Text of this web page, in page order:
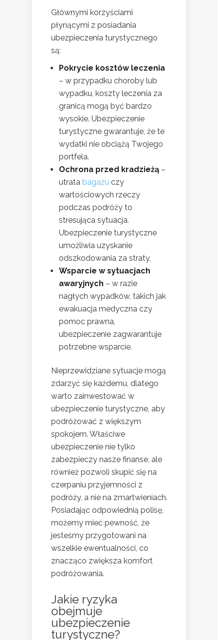
Głównymi korzyściami
płynącymi z posiadania
ubezpieczenia turystycznego
są:
Pokrycie kosztów leczenia
– w przypadku choroby lub
wypadku, koszty leczenia za
granicą mogą być bardzo
wysokie. Ubezpieczenie
turystyczne gwarantuje, że te
wydatki nie obciążą Twojego
portfela.
Ochrona przed kradzieżą –
utrata bagażu czy
wartościowych rzeczy
podczas podróży to
stresująca sytuacja.
Ubezpieczenie turystyczne
umożliwia uzyskanie
odszkodowania za straty.
Wsparcie w sytuacjach
awaryjnych – w razie
nagłych wypadków, takich jak
ewakuacja medyczna czy
pomoc prawna,
ubezpieczenie zagwarantuje
potrzebne wsparcie.
Nieprzewidziane sytuacje mogą
zdarzyć się każdemu, dlatego
warto zainwestować w
ubezpieczenie turystyczne, aby
podróżować z większym
spokojem. Właściwe
ubezpieczenie nie tylko
zabezpieczy nasze finanse, ale
również pozwoli skupić się na
czerpaniu przyjemności z
podróży, a nie na zmartwieniach.
Posiadając odpowiednią polisę,
możemy mieć pewność, że
jesteśmy przygotowani na
wszelkie ewentualności, co
znacząco zwiększa komfort
podróżowania.
Jakie ryzyka
obejmuje
ubezpieczenie
turystyczne?